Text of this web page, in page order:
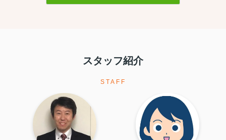
スタッフ紹介
STAFF